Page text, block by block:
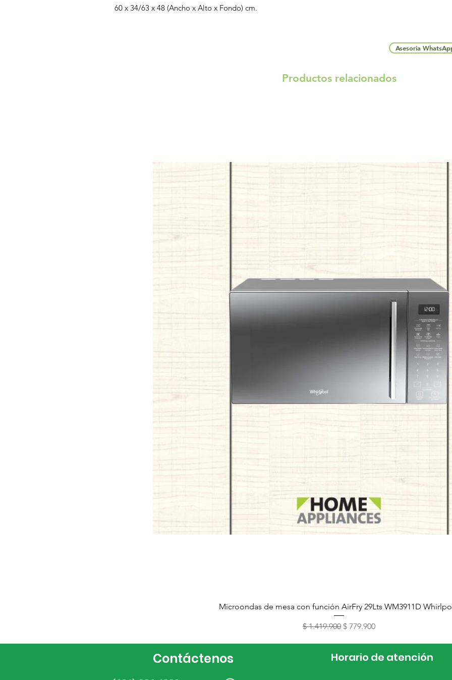
60 x 34/63 x 48 (Ancho x Alto x Fondo) cm.
Asesoria
Productos relacionados
Vista rápida
Microondas de mesa con función AirFry 29Lts WM3911D
Precio
$ 1.419.900 Precio de oferta
$ 779.900
Contáctenos Horario de atención